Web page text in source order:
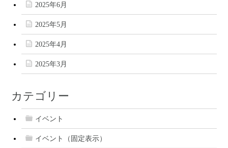
2025年6月
2025年5月
2025年4月
2025年3月
カテゴリー
イベント
イベント（固定表示）